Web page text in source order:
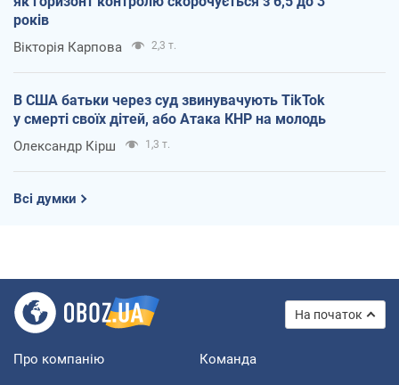
років
Вікторія Карпова 2,3 т.
В США батьки через суд звинувачують TikTok
у смерті своїх дітей, або Атака КНР на молодь
Олександр Кірш 1,3 т.
Всі думки
На початок
Про компанію Команда